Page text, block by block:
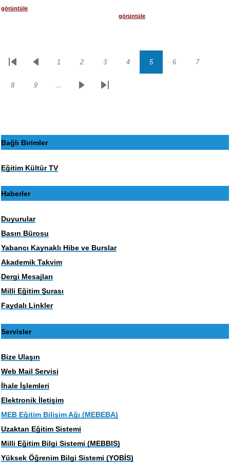
görüntüle
görüntüle
Sayfalama
İlk
Önceki
Sayfa
1 Sayfa
2 Sayfa
3 Sayfa
4 Sayfa
5 Sayfa
6 Sayfa
7
Sayfa
8 Sayfa
9 …
SonrakiSon
Bağlı Birimler
Eğitim Kültür TV
Haberler
Duyurular
Basın Bürosu
Yabancı Kaynaklı Hibe ve Burslar
Akademik Takvim
Dergi Mesajları
Milli Eğitim Şurası
Faydalı Linkler
Servisler
Bize Ulaşın
Web Mail Servisi
İhale İşlemleri
Elektronik İletişim
MEB Eğitim Bilişim Ağı (MEBEBA)
Uzaktan Eğitim Sistemi
Milli Eğitim Bilgi Sistemi (MEBBIS)
Yüksek Öğrenim Bilgi Sistemi (YOBİS)